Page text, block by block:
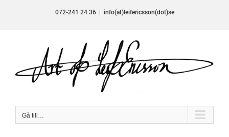
072-241 24 36 info(at)leifericsson(dot)se
Gå till…